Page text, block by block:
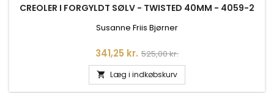
CREOLER I FORGYLDT SØLV - TWISTED 40MM - 4059-2
Susanne Friis Bjørner
Pris
341,25 kr. Normalpris
525,00 kr.
 Læg i indkøbskurv